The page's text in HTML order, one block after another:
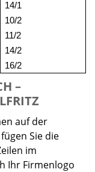
14/1
10/2
11/2
14/2
16/2
–
auf der
Sie die
im
Ihr Firmenlogo